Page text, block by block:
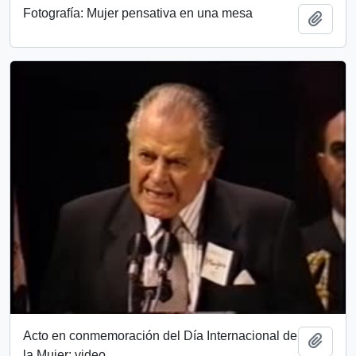
Fotografía: Mujer pensativa en una mesa
Acto en conmemoración del Día Internacional de